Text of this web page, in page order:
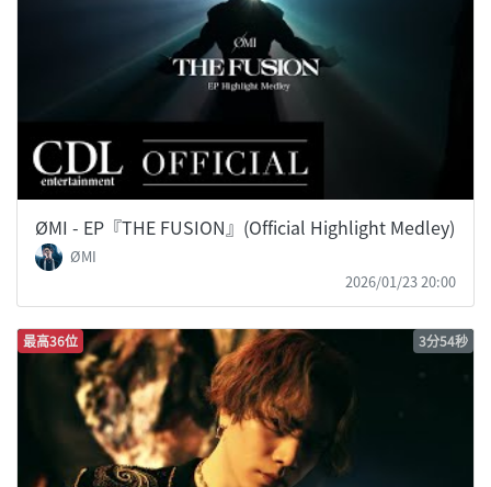
ØMI - EP『THE FUSION』(Official Highlight Medley)
ØMI
2026/01/23 20:00
最高36位 3分54秒